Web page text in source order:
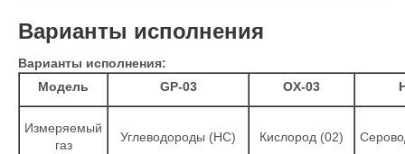
Варианты исполнения
Варианты исполнения:
Модель
GP-03 OX-03
Измеряемый
газ
Углеводороды (НС) Кислород (02)